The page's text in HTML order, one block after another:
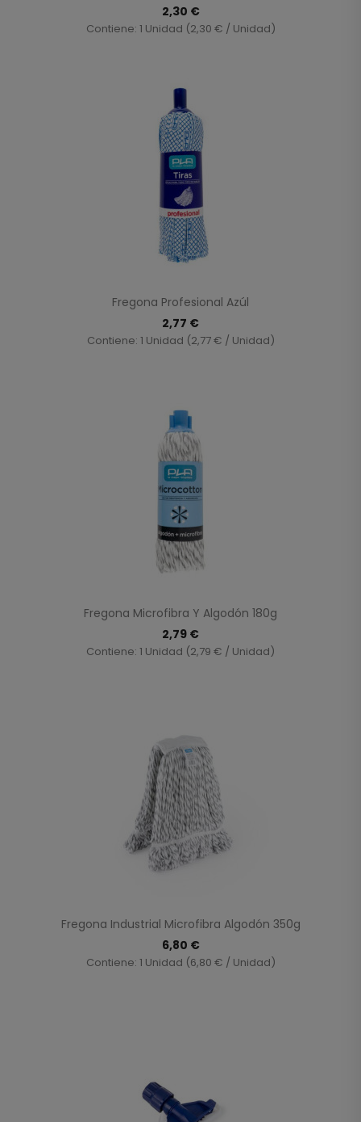
2,30 €
Contiene: 1 Unidad (2,30 € / Unidad)
Fregona Profesional Azúl
2,77 €
Contiene: 1 Unidad (2,77 € / Unidad)
Fregona Microfibra Y Algodón 180g
2,79 €
Contiene: 1 Unidad (2,79 € / Unidad)
Fregona Industrial Microfibra Algodón 350g
6,80 €
Contiene: 1 Unidad (6,80 € / Unidad)